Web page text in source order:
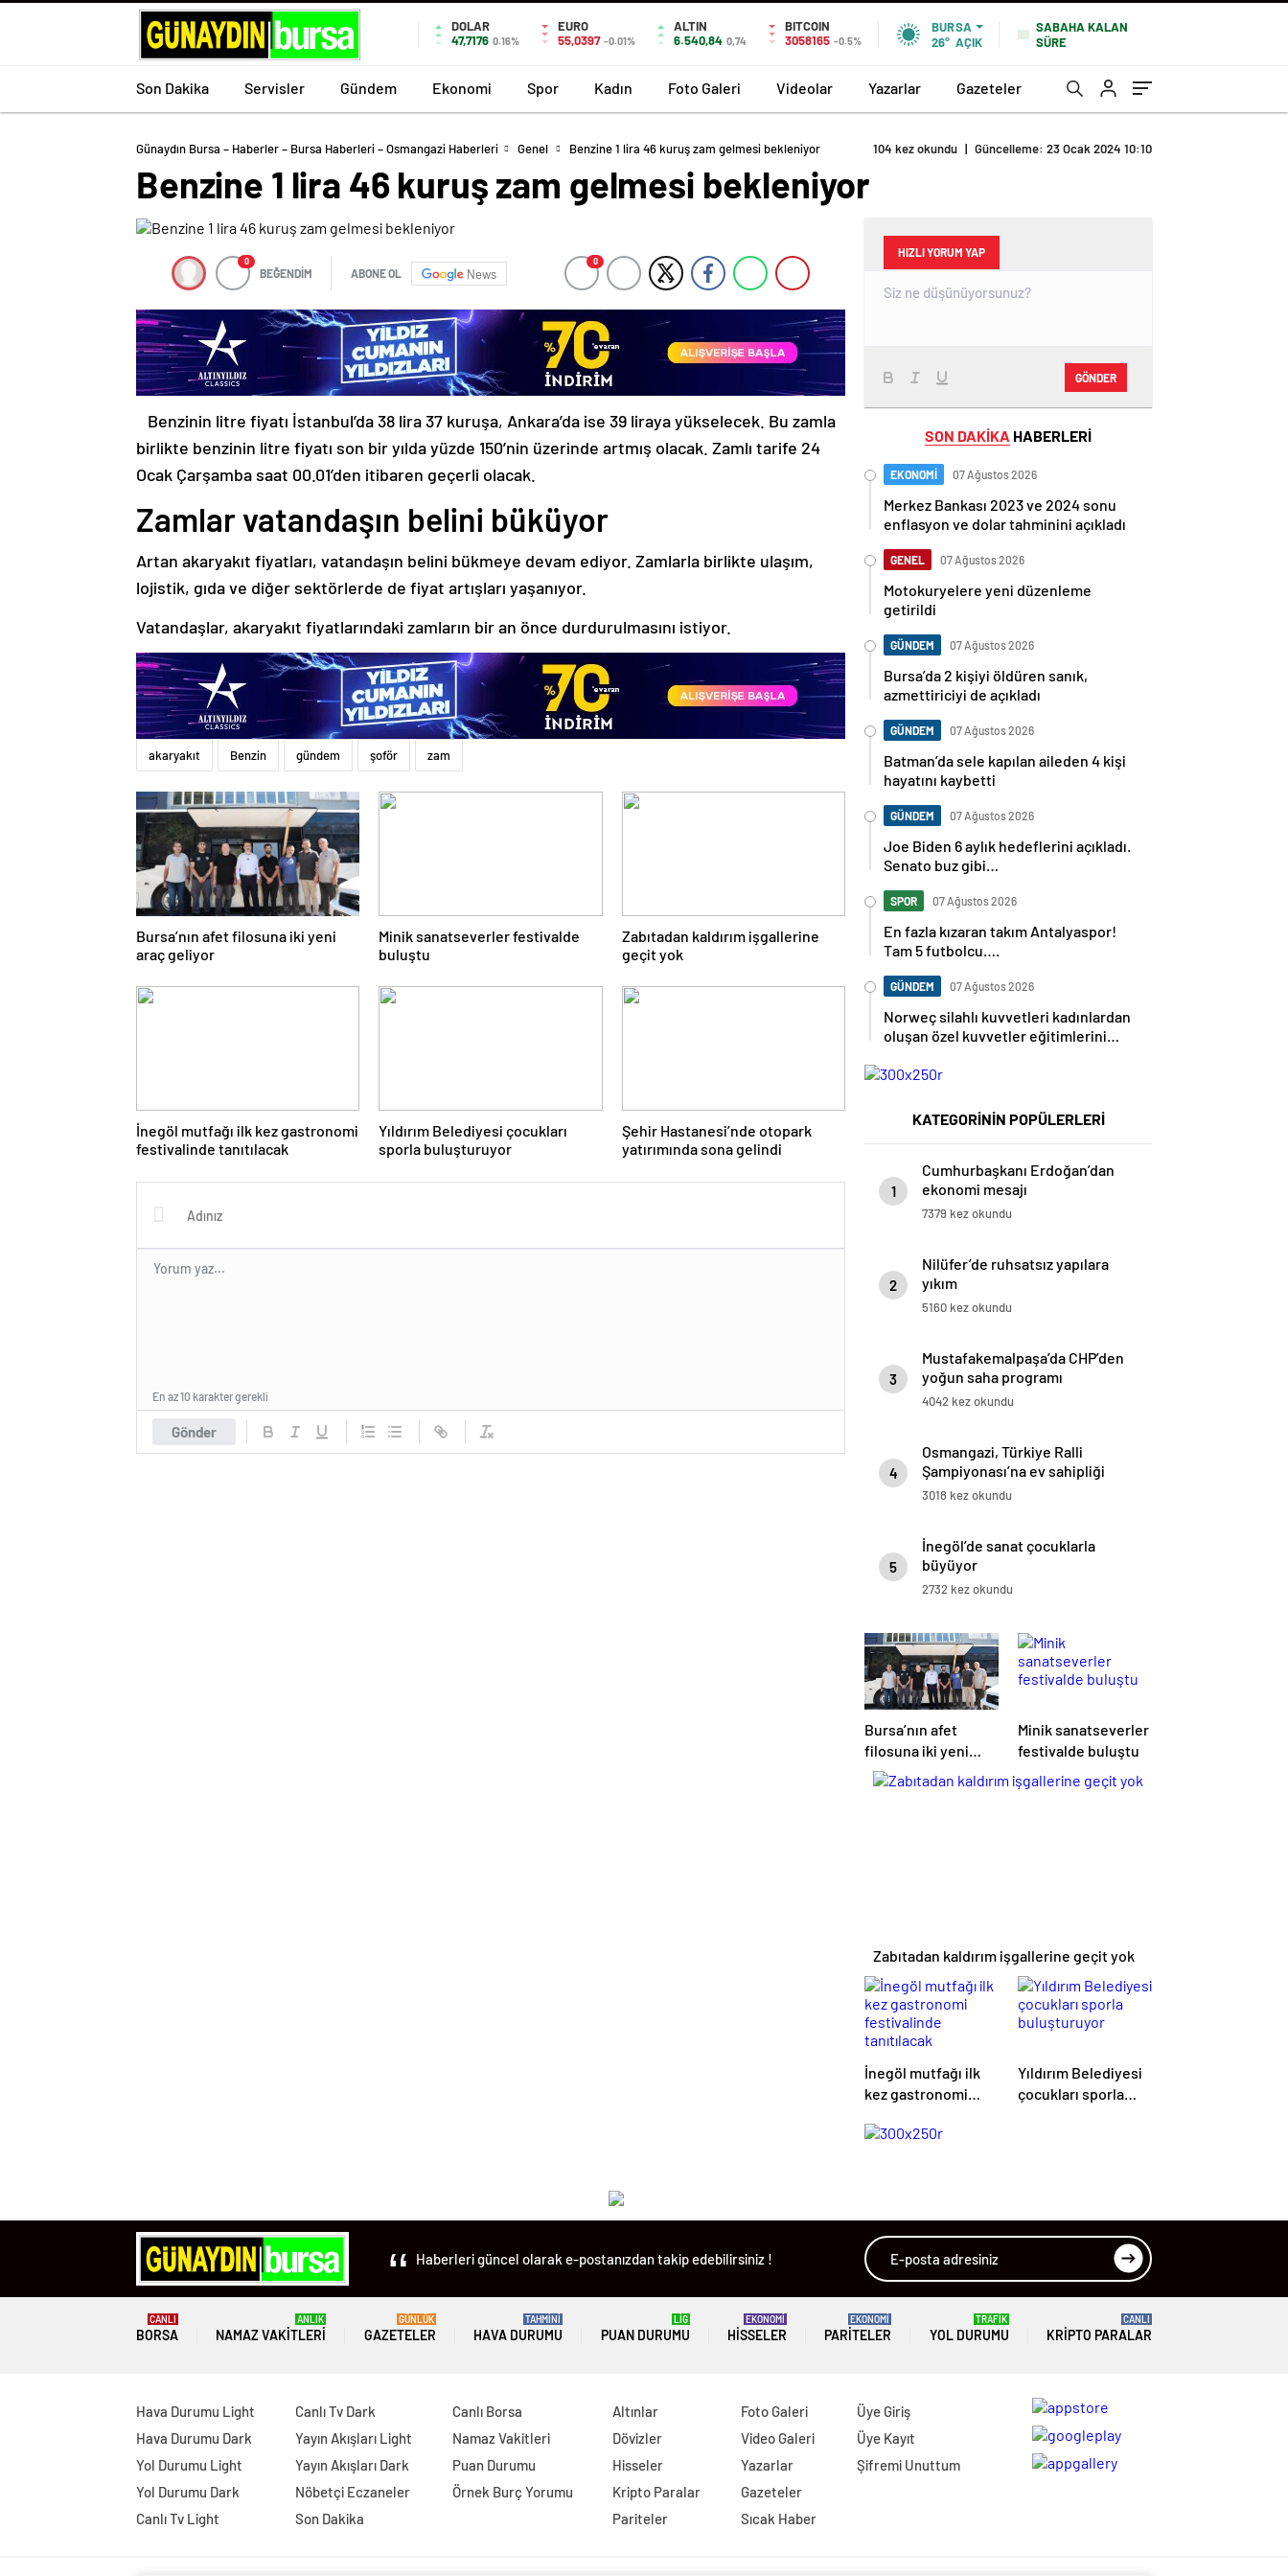
DOLAR
47,7176 0.16%
EURO
55,0397 -0.01%
ALTIN
6.540,84 0,74
BITCOIN
3058165 -0.5%
BURSA
26° AÇIK
SABAHA KALAN
SÜRE
Son Dakika Servisler Gündem Ekonomi Spor Kadın Foto Galeri Videolar Yazarlar Gazeteler
Günaydın Bursa – Haberler – Bursa Haberleri – Osmangazi Haberleri Genel Benzine 1 lira 46 kuruş zam gelmesi bekleniyor 104 kez okundu | Güncelleme: 23 Ocak 2024 10:10
Benzine 1 lira 46 kuruş zam gelmesi bekleniyor
0
BEĞENDİM ABONE OL News
0
Benzinin litre fiyatı İstanbul’da 38 lira 37 kuruşa, Ankara’da ise 39 liraya yükselecek. Bu zamla
birlikte benzinin litre fiyatı son bir yılda yüzde 150’nin üzerinde artmış olacak. Zamlı tarife 24
Ocak Çarşamba saat 00.01’den itibaren geçerli olacak.
Zamlar vatandaşın belini büküyor
Artan akaryakıt fiyatları, vatandaşın belini bükmeye devam ediyor. Zamlarla birlikte ulaşım,
lojistik, gıda ve diğer sektörlerde de fiyat artışları yaşanıyor.
Vatandaşlar, akaryakıt fiyatlarındaki zamların bir an önce durdurulmasını istiyor.
akaryakıt Benzin gündem şoför zam
Bursa’nın afet filosuna iki yeni
araç geliyor
Minik sanatseverler festivalde
buluştu
Zabıtadan kaldırım işgallerine
geçit yok
İnegöl mutfağı ilk kez gastronomi
festivalinde tanıtılacak
Yıldırım Belediyesi çocukları
sporla buluşturuyor
Şehir Hastanesi’nde otopark
yatırımında sona gelindi
Gönder
En az 10 karakter gerekli
HIZLI YORUM YAP
GÖNDER
SON DAKİKA HABERLERİ
EKONOMİ 07 Ağustos 2026
Merkez Bankası 2023 ve 2024 sonu
enflasyon ve dolar tahminini açıkladı
GENEL 07 Ağustos 2026
Motokuryelere yeni düzenleme
getirildi
GÜNDEM 07 Ağustos 2026
Bursa’da 2 kişiyi öldüren sanık,
azmettiriciyi de açıkladı
GÜNDEM 07 Ağustos 2026
Batman’da sele kapılan aileden 4 kişi
hayatını kaybetti
GÜNDEM 07 Ağustos 2026
Joe Biden 6 aylık hedeflerini açıkladı.
Senato buz gibi…
SPOR 07 Ağustos 2026
En fazla kızaran takım Antalyaspor!
Tam 5 futbolcu….
GÜNDEM 07 Ağustos 2026
Norweç silahlı kuvvetleri kadınlardan
oluşan özel kuvvetler eğitimlerini
KATEGORİNİN POPÜLERLERİ
1
Cumhurbaşkanı Erdoğan’dan
ekonomi mesajı
7379 kez okundu
2
Nilüfer’de ruhsatsız yapılara
yıkım
5160 kez okundu
3
Mustafakemalpaşa’da CHP’den
yoğun saha programı
4042 kez okundu
4
Osmangazi, Türkiye Ralli
Şampiyonası’na ev sahipliği
yapıyor
3018 kez okundu
5
İnegöl’de sanat çocuklarla
büyüyor
2732 kez okundu
Bursa’nın afet
filosuna iki yeni
araç geliyor
Minik sanatseverler
festivalde buluştu
Zabıtadan kaldırım işgallerine geçit yok
İnegöl mutfağı ilk
kez gastronomi
tanıtılacak
Yıldırım Belediyesi
çocukları sporla
Haberleri güncel olarak e-postanızdan takip edebilirsiniz !
BORSA
CANLI
NAMAZ VAKITLERI
ANLIK
GAZETELER
GÜNLÜK
HAVA DURUMU
TAHMİNİ
PUAN DURUMU
LİG
HISSELER
EKONOMİ
PARITELER
EKONOMİ
YOL DURUMU
TRAFİK
KRIPTO PARALAR
CANLI
Hava Durumu Light
Hava Durumu Dark
Yol Durumu Light
Yol Durumu Dark
Canlı Tv Light
Canlı Tv Dark
Yayın Akışları Light
Yayın Akışları Dark
Nöbetçi Eczaneler
Son Dakika
Canlı Borsa
Namaz Vakitleri
Puan Durumu
Örnek Burç Yorumu
Altınlar
Dövizler
Hisseler
Kripto Paralar
Pariteler
Foto Galeri
Video Galeri
Yazarlar
Gazeteler
Sıcak Haber
Üye Giriş
Üye Kayıt
Şifremi Unuttum